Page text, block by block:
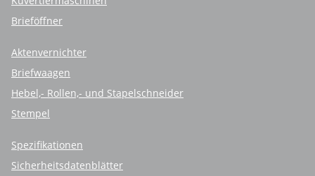
Brieföffner
Aktenvernichter
Briefwaagen
Hebel,- Rollen,- und Stapelschneider
Stempel
Spezifikationen
Sicherheitsdatenblätter